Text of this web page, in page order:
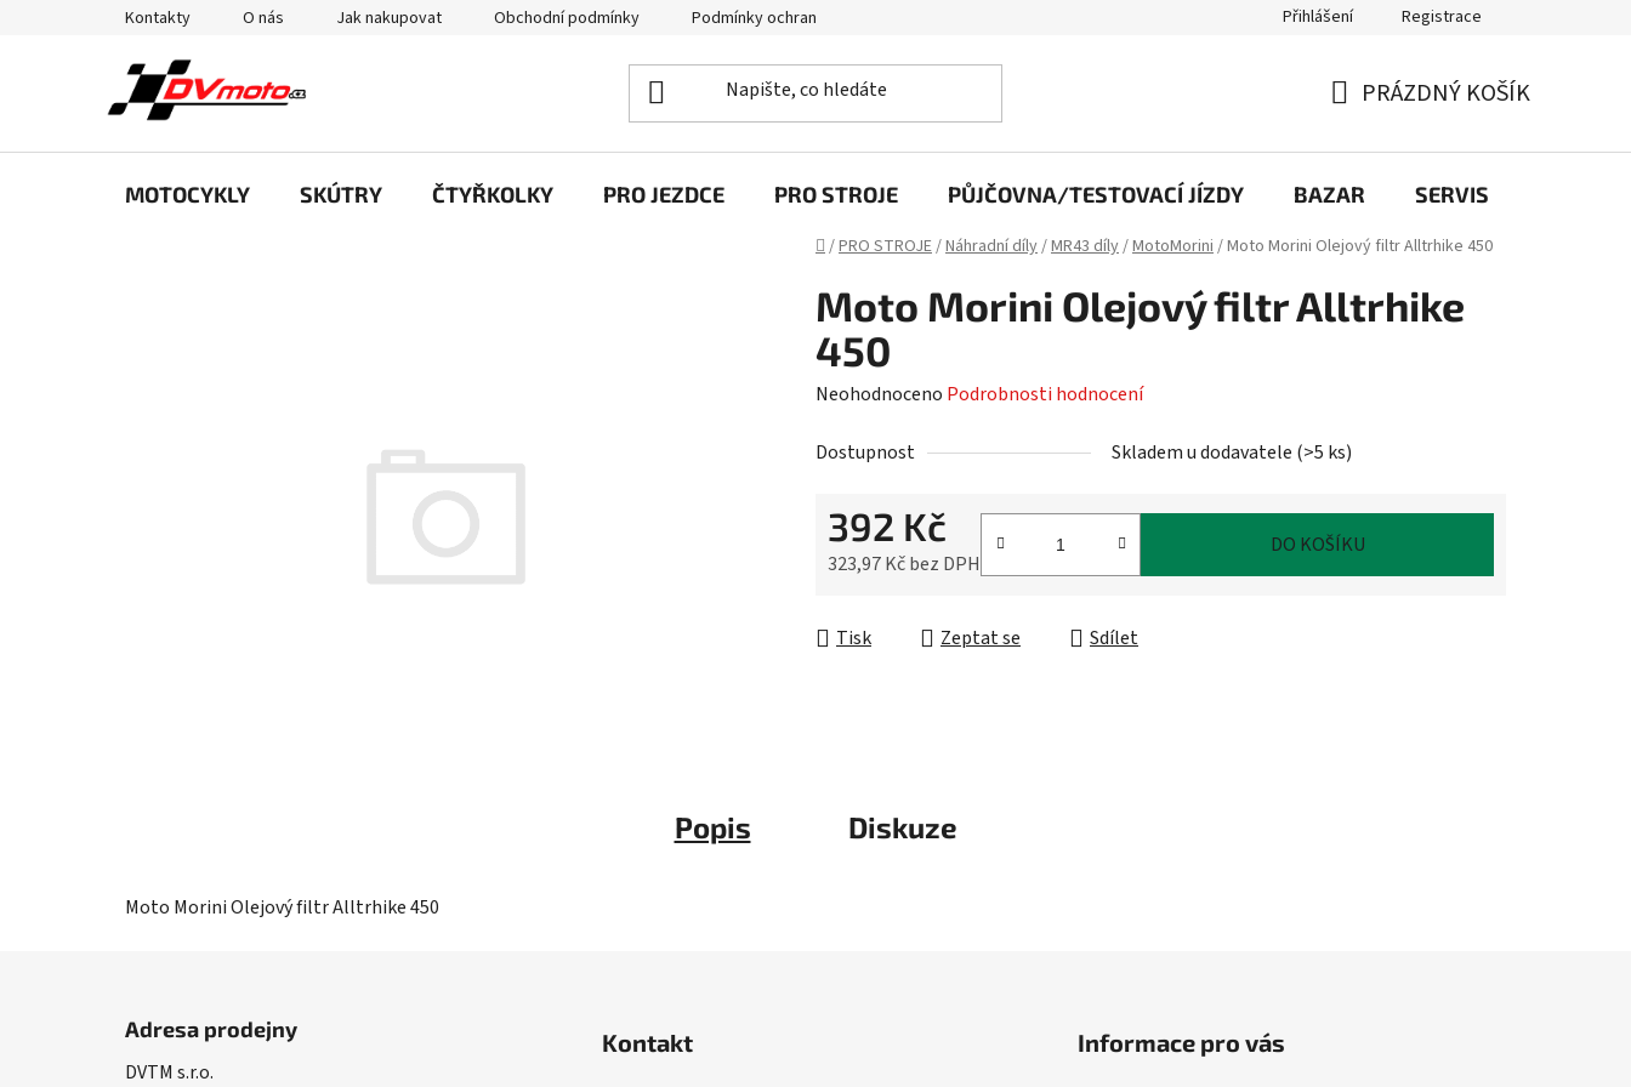
Kontakty O nás Jak nakupovat Obchodní podmínky Podmínky ochrany osobních údajů Přihlášení Registrace
KOŠÍK
PRÁZDNÝ KOŠÍK
MOTOCYKLY SKÚTRY ČTYŘKOLKY PRO JEZDCE PRO STROJE PŮJČOVNA/TESTOVACÍ JÍZDY BAZAR SERVIS
Domů
/PRO STROJE/Náhradní díly/MR43 díly/MotoMorini/Moto Morini Olejový filtr Alltrhike 450
Moto Morini Olejový filtr Alltrhike
450
Průměrné
produktu
0,0
Neohodnoceno Podrobnosti hodnocení
Dostupnost Skladem u dodavatele (>5 ks)
392 Kč
323,97 Kč bez DPH
DO KOŠÍKU
Tisk Zeptat se Sdílet
Popis Diskuze
Moto Morini Olejový filtr Alltrhike 450
Adresa prodejny
DVTM s.r.o.
Kontakt Informace pro vás